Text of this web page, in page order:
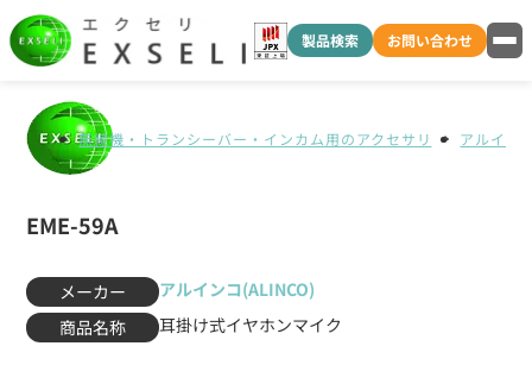
製品検索 お問い合わせ
無線機・トランシーバー・インカム用のアクセサリ アルイン
EME-59A
メーカー
アルインコ(ALINCO)
商品名称
耳掛け式イヤホンマイク